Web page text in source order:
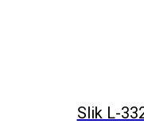
Slik L-